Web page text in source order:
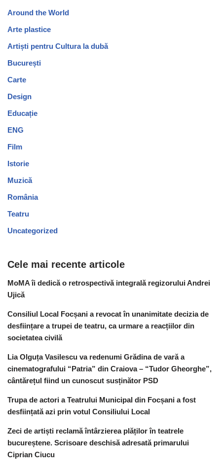
Around the World
Arte plastice
Artiști pentru Cultura la dubă
București
Carte
Design
Educație
ENG
Film
Istorie
Muzică
România
Teatru
Uncategorized
Cele mai recente articole
MoMA îi dedică o retrospectivă integrală regizorului Andrei
Ujică
Consiliul Local Focșani a revocat în unanimitate decizia de
desființare a trupei de teatru, ca urmare a reacțiilor din
societatea civilă
Lia Olguța Vasilescu va redenumi Grădina de vară a
cinematografului “Patria” din Craiova – “Tudor Gheorghe”,
cântărețul fiind un cunoscut susținător PSD
Trupa de actori a Teatrului Municipal din Focșani a fost
desființată azi prin votul Consiliului Local
Zeci de artiști reclamă întârzierea plăților în teatrele
bucureștene. Scrisoare deschisă adresată primarului
Ciprian Ciucu